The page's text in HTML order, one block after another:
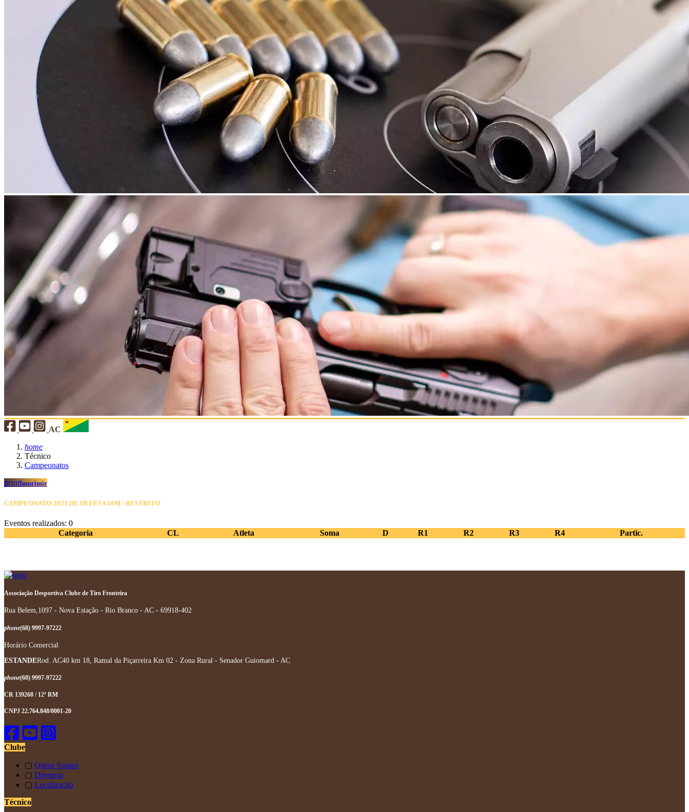
AC
home
Técnico
Campeonatos
printImprimir
CAMPEONATO 2023 DE DEFESA 10M - RESTRITO
Eventos realizados: 0
Categoria
CL Atleta Soma D R1 R2 R3 R4 Partic.
Associação Desportiva Clube de Tiro Fronteira
Rua Belem,1097 - Nova Estação - Rio Branco - AC - 69918-402
phone(68) 9997-97222
Horário Comercial
ESTANDERod. AC40 km 18, Ramal da Piçarreira Km 02 - Zona Rural - Senador Guiomard - AC
phone(68) 9997-97222
CR 139268 / 12ª RM
CNPJ 22.764.848/0001-20
Clube
▢ Quem Somos
▢ Diretoria
▢ Localização
Técnico